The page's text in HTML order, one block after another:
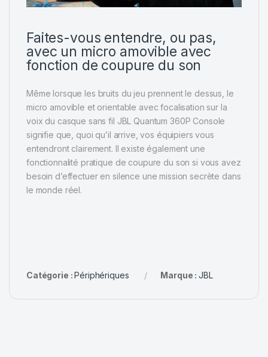
Faites-vous entendre, ou pas,
avec un micro amovible avec
fonction de coupure du son
Même lorsque les bruits du jeu prennent le dessus, le
micro amovible et orientable avec focalisation sur la
voix du casque sans fil JBL Quantum 360P Console
signifie que, quoi qu’il arrive, vos équipiers vous
entendront clairement. Il existe également une
fonctionnalité pratique de coupure du son si vous avez
besoin d’effectuer en silence une mission secrète dans
le monde réel.
Catégorie : Périphériques Marque : JBL